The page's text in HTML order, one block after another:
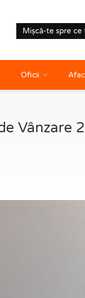
Mișcă-te spre ce
Oficii
Vânzare